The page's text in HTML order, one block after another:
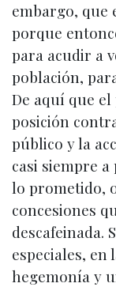
embargo, que
porque
para acudir a
población,
De aquí que
posición
público y la
casi siempre
lo prometido,
concesiones
descafeinada.
especiales, en
hegemonía y